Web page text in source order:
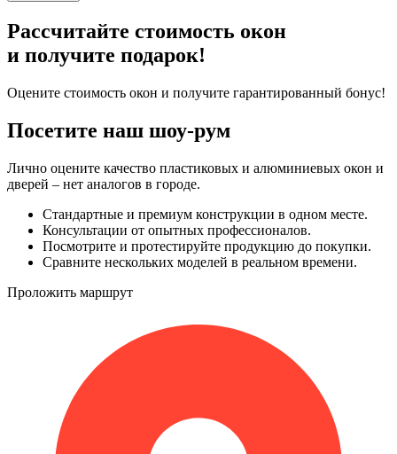
Рассчитайте стоимость окон
и получите подарок!
Оцените стоимость окон и получите гарантированный бонус!
Посетите наш шоу-рум
Лично оцените качество пластиковых и алюминиевых окон и
дверей – нет аналогов в городе.
Стандартные и премиум конструкции в одном месте.
Консультации от опытных профессионалов.
Посмотрите и протестируйте продукцию до покупки.
Сравните нескольких моделей в реальном времени.
Проложить маршрут